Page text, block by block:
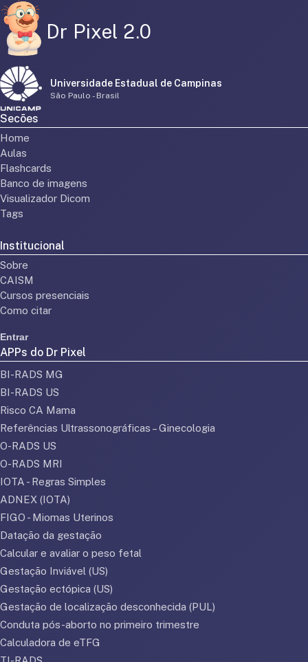
Dr Pixel 2.0
Universidade Estadual de Campinas
São Paulo - Brasil
Secões
Home
Aulas
Flashcards
Banco de imagens
Visualizador Dicom
Tags
Institucional
Sobre
CAISM
Cursos presenciais
Como citar
Entrar
APPs do Dr Pixel
BI-RADS MG
BI-RADS US
Risco CA Mama
Referências Ultrassonográficas – Ginecologia
O-RADS US
O-RADS MRI
IOTA - Regras Simples
ADNEX (IOTA)
FIGO - Miomas Uterinos
Datação da gestação
Calcular e avaliar o peso fetal
Gestação Inviável (US)
Gestação ectópica (US)
Gestação de localização desconhecida (PUL)
Conduta pós-aborto no primeiro trimestre
Calculadora de eTFG